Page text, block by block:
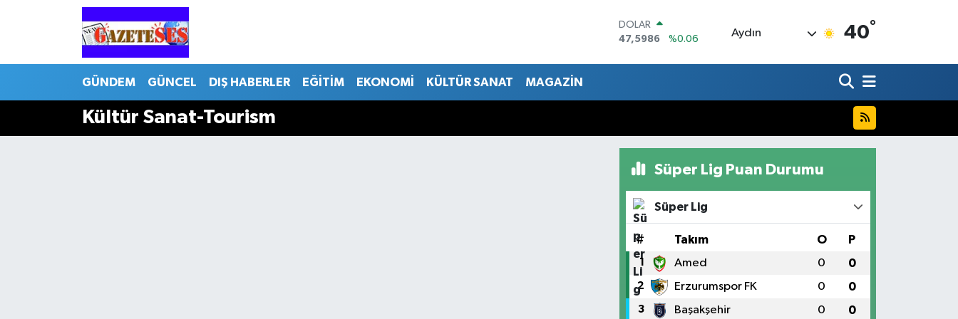
DOLAR
47,5986
%0.06
BİST100
BITCOIN
Aydın 40°
GÜNDEM GÜNCEL DIŞ HABERLER EĞİTİM EKONOMİ KÜLTÜR SANAT MAGAZİN
Kültür Sanat-Tourism
Süper Lig Puan Durumu
Süper Lig
# Takım O P
1 Amed 0 0
2 Erzurumspor FK 0 0
3 Başakşehir 0 0